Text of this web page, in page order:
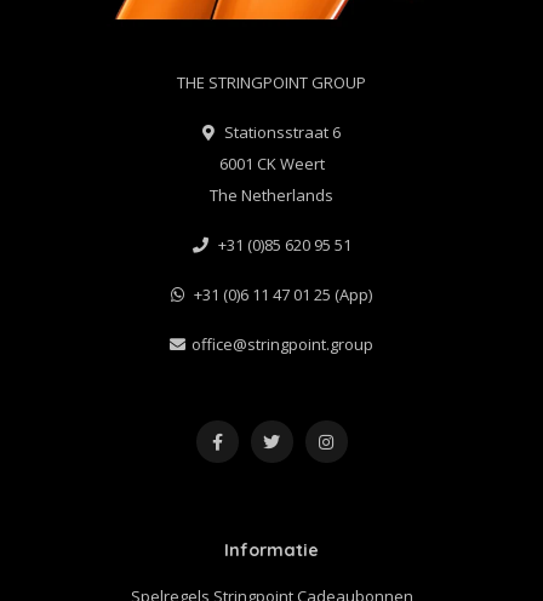
THE STRINGPOINT GROUP
Stationsstraat 6
6001 CK Weert
The Netherlands
+31 (0)85 620 95 51
+31 (0)6 11 47 01 25 (App)
office@stringpoint.group
Informatie
Spelregels Stringpoint Cadeaubonnen